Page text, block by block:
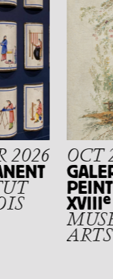
2026 OCT
XVIIIe